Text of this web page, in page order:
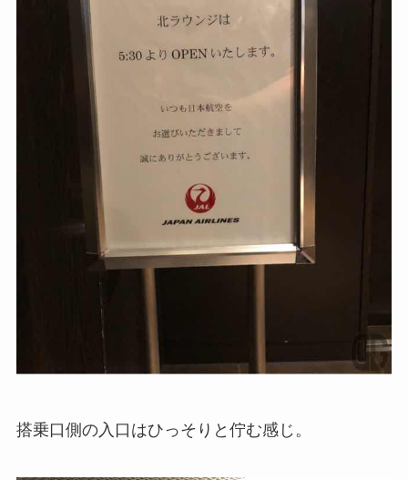
搭乗口側の入口はひっそりと佇む感じ。